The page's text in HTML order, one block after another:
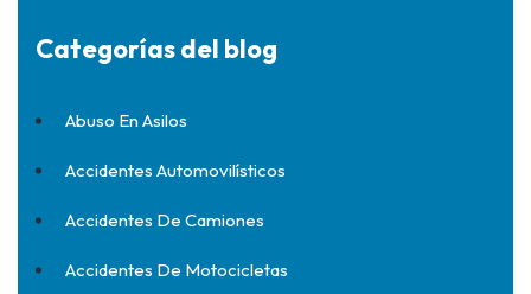
Categorías del blog
Abuso En Asilos
Accidentes Automovilísticos
Accidentes De Camiones
Accidentes De Motocicletas